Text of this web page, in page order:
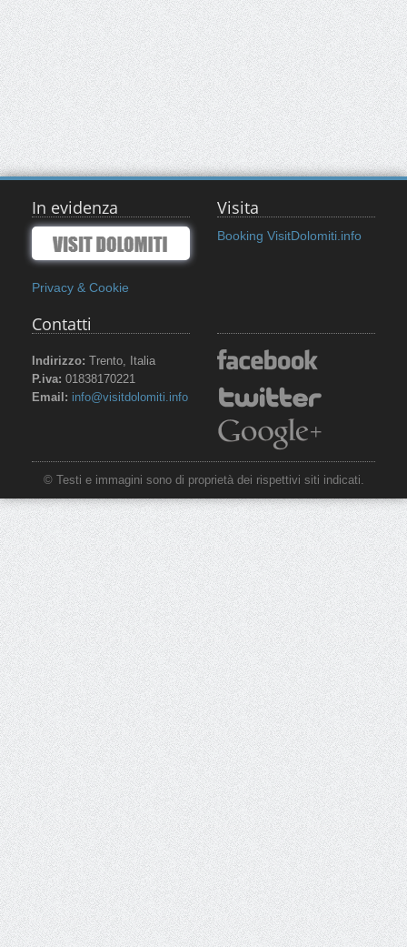
In evidenza
Privacy & Cookie
Visita
Booking VisitDolomiti.info
Contatti
Indirizzo: Trento, Italia
P.iva: 01838170221
Email: info@visitdolomiti.info
© Testi e immagini sono di proprietà dei rispettivi siti indicati.